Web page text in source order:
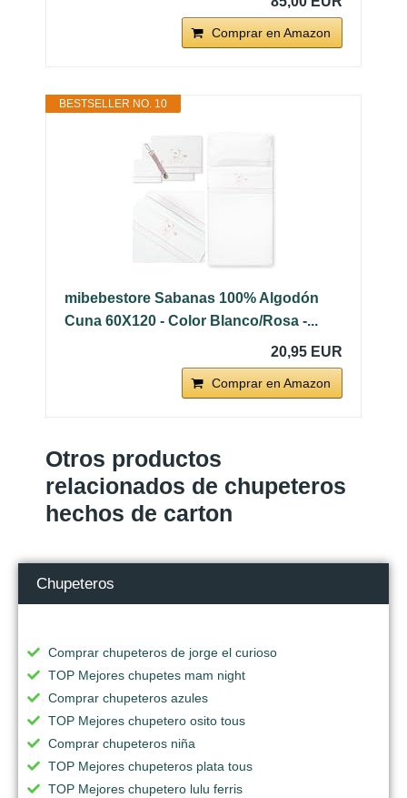
Comprar en Amazon
BESTSELLER NO. 10
mibebestore Sabanas 100% Algodón
Cuna 60X120 - Color Blanco/Rosa -...
20,95 EUR
Comprar en Amazon
Otros productos
relacionados de chupeteros
hechos de carton
Chupeteros
Comprar chupeteros de jorge el curioso
TOP Mejores chupetes mam night
Comprar chupeteros azules
TOP Mejores chupetero osito tous
Comprar chupeteros niña
TOP Mejores chupeteros plata tous
TOP Mejores chupetero lulu ferris